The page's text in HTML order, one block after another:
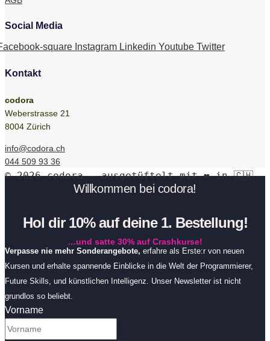
Social Media
square Instagram Linkedin Youtube Twitter
Kontakt
codora
Weberstrasse 21
8004 Zürich
info@codora.ch
044 509 93 36
© 2026 codora – ausgetüftelt mit ❤️ in 🇨🇭
Willkommen bei codora!
Hol dir 10% auf deine 1. Bestellung!
…und satte 30% auf Crashkurse!
Verpasse nie mehr Sonderangebote, erfahre als Erste:r von neuen
Kursen und erhalte spannende Einblicke in die Welt der Programmierer,
Future Skills, und künstlichen Intelligenz. Unser Newsletter ist nicht
grundlos so beliebt.
Vorname